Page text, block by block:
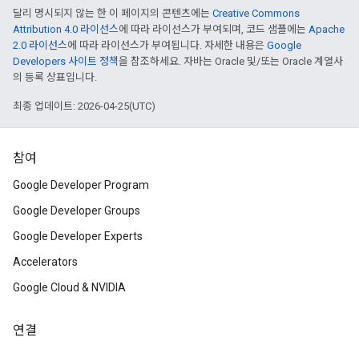
달리 명시되지 않는 한 이 페이지의 콘텐츠에는 Creative Commons
Attribution 4.0 라이선스에 따라 라이선스가 부여되며, 코드 샘플에는 Apache
2.0 라이선스에 따라 라이선스가 부여됩니다. 자세한 내용은 Google
Developers 사이트 정책을 참조하세요. 자바는 Oracle 및/또는 Oracle 계열사
의 등록 상표입니다.
최종 업데이트: 2026-04-25(UTC)
참여
Google Developer Program
Google Developer Groups
Google Developer Experts
Accelerators
Google Cloud & NVIDIA
연결